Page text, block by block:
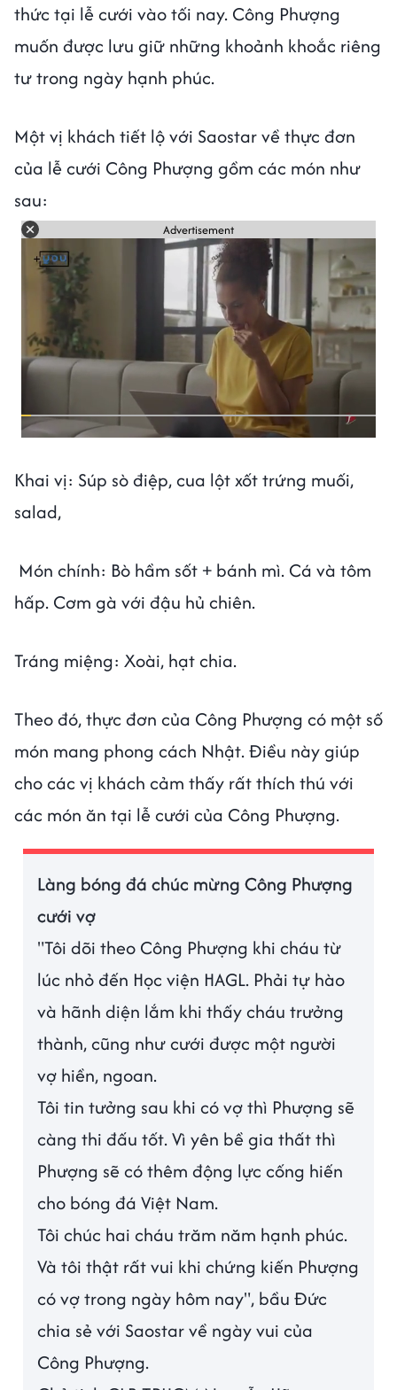
thức tại lễ cưới vào tối nay. Công Phượng
muốn được lưu giữ những khoảnh khoắc riêng
tư trong ngày hạnh phúc.
Một vị khách tiết lộ với Saostar về thực đơn
của lễ cưới Công Phượng gồm các món như
sau:
Advertisement
Khai vị: Súp sò điệp, cua lột xốt trứng muối,
salad,
Món chính: Bò hầm sốt + bánh mì. Cá và tôm
hấp. Cơm gà với đậu hủ chiên.
Tráng miệng: Xoài, hạt chia.
Theo đó, thực đơn của Công Phượng có một số
món mang phong cách Nhật. Điều này giúp
cho các vị khách cảm thấy rất thích thú với
các món ăn tại lễ cưới của Công Phượng.
Làng bóng đá chúc mừng Công Phượng
cưới vợ
"Tôi dõi theo Công Phượng khi cháu từ
lúc nhỏ đến Học viện HAGL. Phải tự hào
và hãnh diện lắm khi thấy cháu trưởng
thành, cũng như cưới được một người
vợ hiền, ngoan.
Tôi tin tưởng sau khi có vợ thì Phượng sẽ
càng thi đấu tốt. Vì yên bề gia thất thì
Phượng sẽ có thêm động lực cống hiến
cho bóng đá Việt Nam.
Tôi chúc hai cháu trăm năm hạnh phúc.
Và tôi thật rất vui khi chứng kiến Phượng
có vợ trong ngày hôm nay", bầu Đức
chia sẻ với Saostar về ngày vui của
Công Phượng.